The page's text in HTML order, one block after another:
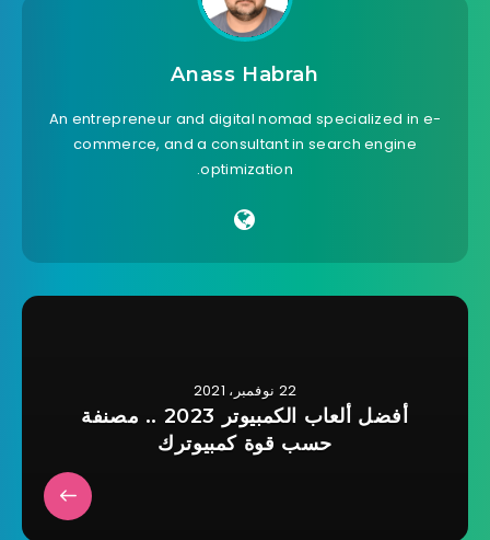
Anass Habrah
An entrepreneur and digital nomad specialized in e-
commerce, and a consultant in search engine
optimization.
22 نوفمبر، 2021
أفضل ألعاب الكمبيوتر 2023 .. مصنفة
حسب قوة كمبيوترك